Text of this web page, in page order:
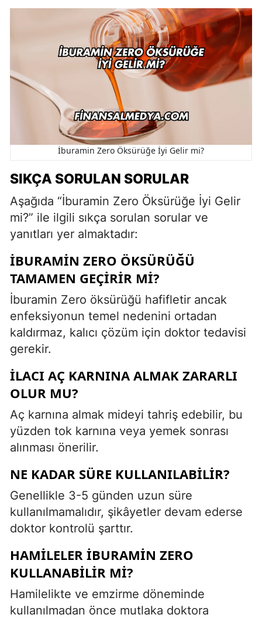
İburamin Zero Öksürüğe İyi Gelir mi?
SIKÇA SORULAN SORULAR
Aşağıda “İburamin Zero Öksürüğe İyi Gelir
mi?” ile ilgili sıkça sorulan sorular ve
yanıtları yer almaktadır:
İBURAMIN ZERO ÖKSÜRÜĞÜ
TAMAMEN GEÇIRIR MI?
İburamin Zero öksürüğü hafifletir ancak
enfeksiyonun temel nedenini ortadan
kaldırmaz, kalıcı çözüm için doktor tedavisi
gerekir.
İLACI AÇ KARNINA ALMAK ZARARLI
OLUR MU?
Aç karnına almak mideyi tahriş edebilir, bu
yüzden tok karnına veya yemek sonrası
alınması önerilir.
NE KADAR SÜRE KULLANILABILIR?
Genellikle 3-5 günden uzun süre
kullanılmamalıdır, şikâyetler devam ederse
doktor kontrolü şarttır.
HAMILELER İBURAMIN ZERO
KULLANABILIR MI?
Hamilelikte ve emzirme döneminde
kullanılmadan önce mutlaka doktora